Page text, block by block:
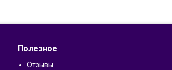
Полезное
Отзывы